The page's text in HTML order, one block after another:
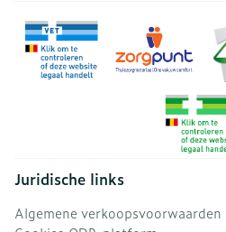
Juridische links
Algemene verkoopsvoorwaarden